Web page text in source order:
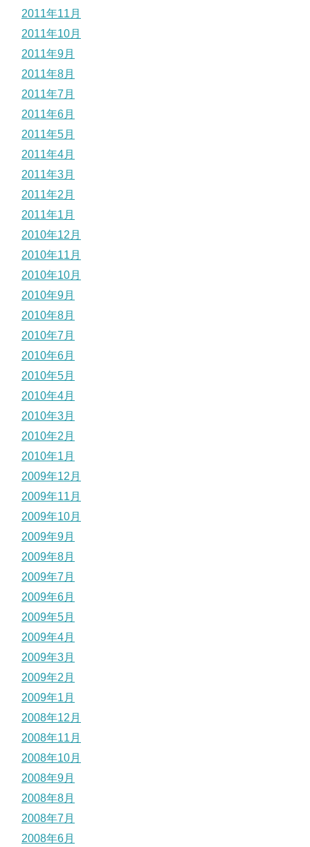
2011年11月
2011年10月
2011年9月
2011年8月
2011年7月
2011年6月
2011年5月
2011年4月
2011年3月
2011年2月
2011年1月
2010年12月
2010年11月
2010年10月
2010年9月
2010年8月
2010年7月
2010年6月
2010年5月
2010年4月
2010年3月
2010年2月
2010年1月
2009年12月
2009年11月
2009年10月
2009年9月
2009年8月
2009年7月
2009年6月
2009年5月
2009年4月
2009年3月
2009年2月
2009年1月
2008年12月
2008年11月
2008年10月
2008年9月
2008年8月
2008年7月
2008年6月